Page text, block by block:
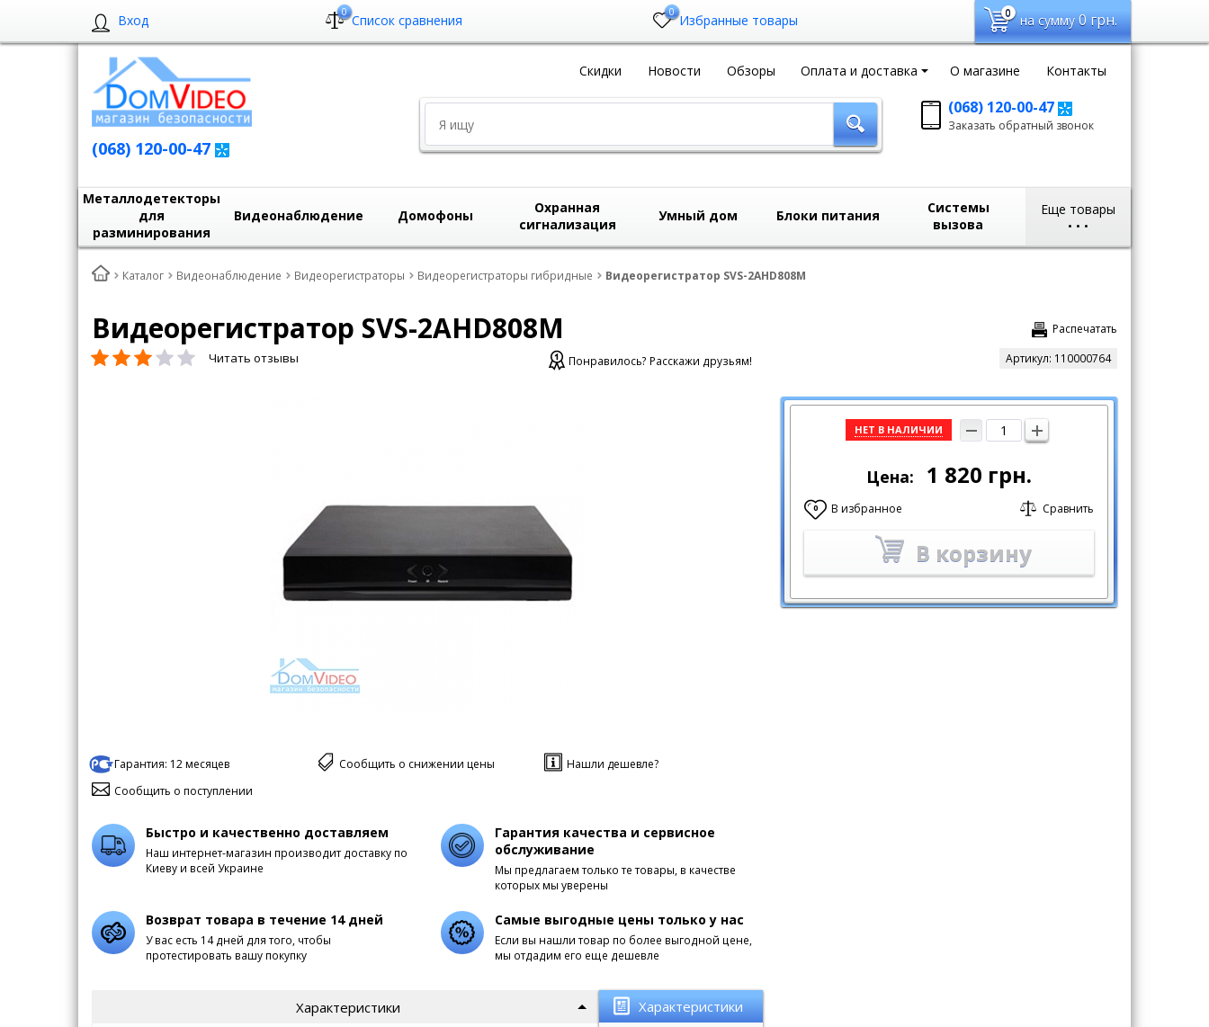
Вход 0 Список сравнения 0 Избранные товары 0 на сумму 0грн.
Скидки Новости Обзоры Оплата и доставка О магазине Контакты
(068) 120-00-47
(068) 120-00-47
Заказать обратный
Заказать обратный звонок
Еще товары
• • •
Металлодетекторы
для
разминирования
Видеонаблюдение Домофоны
Охранная
сигнализация
Умный дом Блоки питания
Системы
вызова
Каталог Видеонаблюдение Видеорегистраторы Видеорегистраторы гибридные Видеорегистратор SVS-2AHD808М
Распечатать
Видеорегистратор SVS-2AHD808М
Читать отзывы Понравилось? Расскажи друзьям! Артикул: 110000764
Гарантия: 12 месяцев Сообщить о снижении цены
Нашли дешевле?
Сообщить о поступлении
НЕТ В НАЛИЧИИ
Цена: 1 820 грн.
0 В избранное Сравнить
В корзину
Быстро и качественно доставляем
Наш интернет-магазин производит доставку по
Киеву и всей Украине
Гарантия качества и сервисное
обслуживание
Мы предлагаем только те товары, в качестве
которых мы уверены
Возврат товара в течение 14 дней
У вас есть 14 дней для того, чтобы
протестировать вашу покупку
Самые выгодные цены только у нас
Если вы нашли товар по более выгодной цене,
мы отдадим его еще дешевле
Характеристики
Характеристики